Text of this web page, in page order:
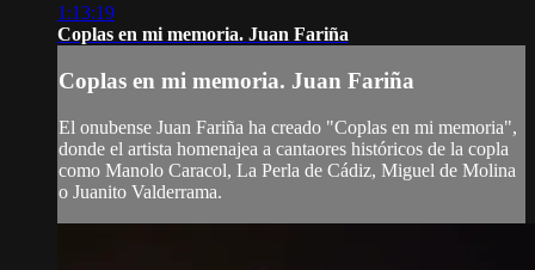
1:13:19
Coplas en mi memoria. Juan Fariña
Coplas en mi memoria. Juan Fariña
El onubense Juan Fariña ha creado "Coplas en mi memoria",
donde el artista homenajea a cantaores históricos de la copla
como Manolo Caracol, La Perla de Cádiz, Miguel de Molina
o Juanito Valderrama.